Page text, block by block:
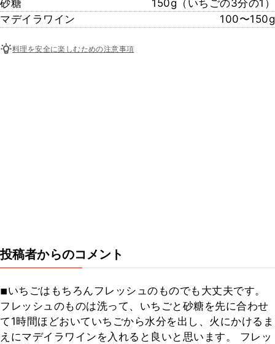
砂糖
150g（いちごの3分の1）
マデイラワイン
100〜150g
料理を安全に楽しむための注意事項
投稿者からのコメント
◾︎いちごはもちろんフレッシュのものでも大丈夫です。
フレッシュのものは洗って、いちごと砂糖を先に合わせ
て1時間ほどおいていちごから水分を出し、火にかけるま
えにマデイラワインを入れると良いと思います。 フレッ